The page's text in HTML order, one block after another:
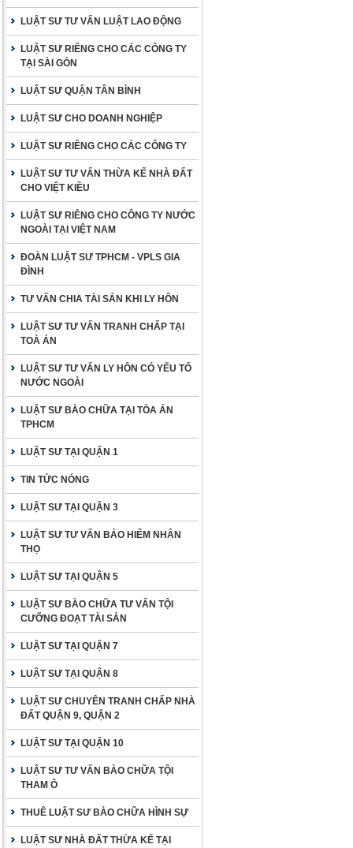
LUẬT SƯ TƯ VẤN LUẬT LAO ĐỘNG
LUẬT SƯ RIÊNG CHO CÁC CÔNG TY
TẠI SÀI GÒN
LUẬT SƯ QUẬN TÂN BÌNH
LUẬT SƯ CHO DOANH NGHIỆP
LUẬT SƯ RIÊNG CHO CÁC CÔNG TY
LUẬT SƯ TƯ VẤN THỪA KẾ NHÀ ĐẤT
CHO VIỆT KIỀU
LUẬT SƯ RIÊNG CHO CÔNG TY NƯỚC
NGOÀI TẠI VIỆT NAM
ĐOÀN LUẬT SƯ TPHCM - VPLS GIA
ĐÌNH
TƯ VẤN CHIA TÀI SẢN KHI LY HÔN
LUẬT SƯ TƯ VẤN TRANH CHẤP TẠI
TOÀ ÁN
LUẬT SƯ TƯ VẤN LY HÔN CÓ YẾU TỐ
NƯỚC NGOÀI
LUẬT SƯ BÀO CHỮA TẠI TÒA ÁN
TPHCM
LUẬT SƯ TẠI QUẬN 1
TIN TỨC NÓNG
LUẬT SƯ TẠI QUẬN 3
LUẬT SƯ TƯ VẤN BẢO HIỂM NHÂN
THỌ
LUẬT SƯ TẠI QUẬN 5
LUẬT SƯ BÀO CHỮA TƯ VẤN TỘI
CƯỠNG ĐOẠT TÀI SẢN
LUẬT SƯ TẠI QUẬN 7
LUẬT SƯ TẠI QUẬN 8
LUẬT SƯ CHUYÊN TRANH CHẤP NHÀ
ĐẤT QUẬN 9, QUẬN 2
LUẬT SƯ TẠI QUẬN 10
LUẬT SƯ TƯ VẤN BÀO CHỮA TỘI
THAM Ô
THUÊ LUẬT SƯ BÀO CHỮA HÌNH SỰ
LUẬT SƯ NHÀ ĐẤT THỪA KẾ TẠI